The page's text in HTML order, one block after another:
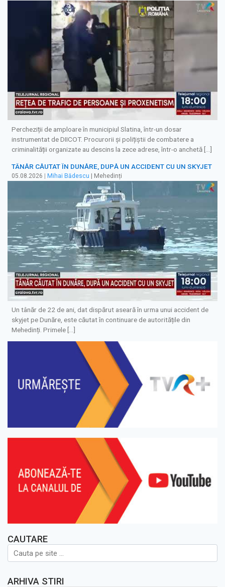
Percheziții de amploare în municipiul Slatina, într-un dosar
instrumentat de DIICOT. Procurorii și polițiștii de combatere a
criminalității organizate au descins la zece adrese, într-o anchetă […]
TÂNĂR CĂUTAT ÎN DUNĂRE, DUPĂ UN ACCIDENT CU UN SKYJET
05.08.2026 Mihai Bădescu | Mehedinți
Un tânăr de 22 de ani, dat dispărut aseară în urma unui accident de
skyjet pe Dunăre, este căutat în continuare de autoritățile din
Mehedinți. Primele […]
CAUTARE
ARHIVA STIRI